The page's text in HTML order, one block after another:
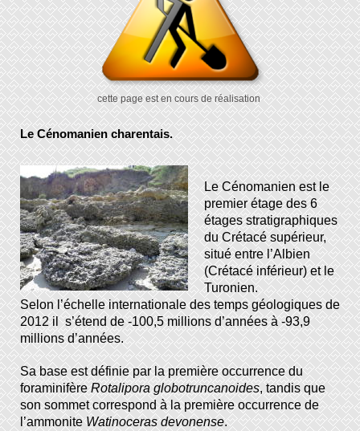
cette page est en cours de réalisation
Le Cénomanien charentais.
Le Cénomanien est le
premier étage des 6
étages stratigraphiques
du Crétacé supérieur,
situé entre l’Albien
(Crétacé inférieur) et le
Turonien.
Selon l’échelle internationale des temps géologiques de
2012 il s’étend de -100,5 millions d’années à -93,9
millions d’années.
Sa base est définie par la première occurrence du
foraminifèreRotalipora globotruncanoides, tandis que
son sommet correspond à la première occurrence de
l’ammoniteWatinoceras devonense.